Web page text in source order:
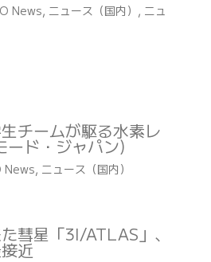
News, ニュース（国内） , ニュ
チームが駆る水素レ
ード・ジャパン)
News, ニュース（国内）
彗星「3I/ATLAS」、
近